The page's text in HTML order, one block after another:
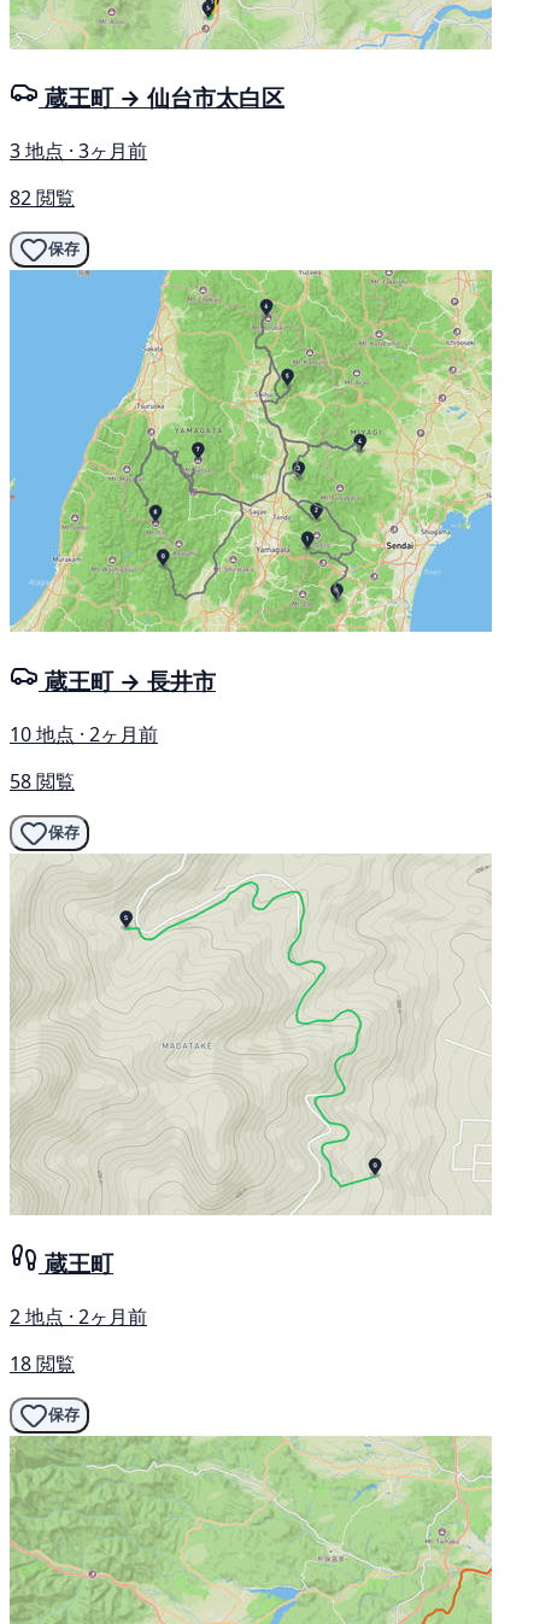
蔵王町 → 仙台市太白区
3 地点 · 3ヶ月前
82 閲覧
保存
蔵王町 → 長井市
10 地点 · 2ヶ月前
58 閲覧
保存
蔵王町
2 地点 · 2ヶ月前
18 閲覧
保存